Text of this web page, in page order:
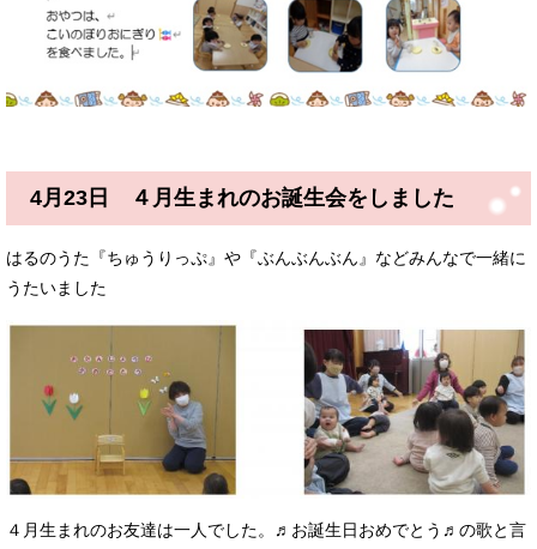
4月23日 ４月生まれのお誕生会をしました
はるのうた『ちゅうりっぷ』や『ぶんぶんぶん』などみんなで一緒に
うたいました
４月生まれのお友達は一人でした。♬お誕生日おめでとう♬の歌と言